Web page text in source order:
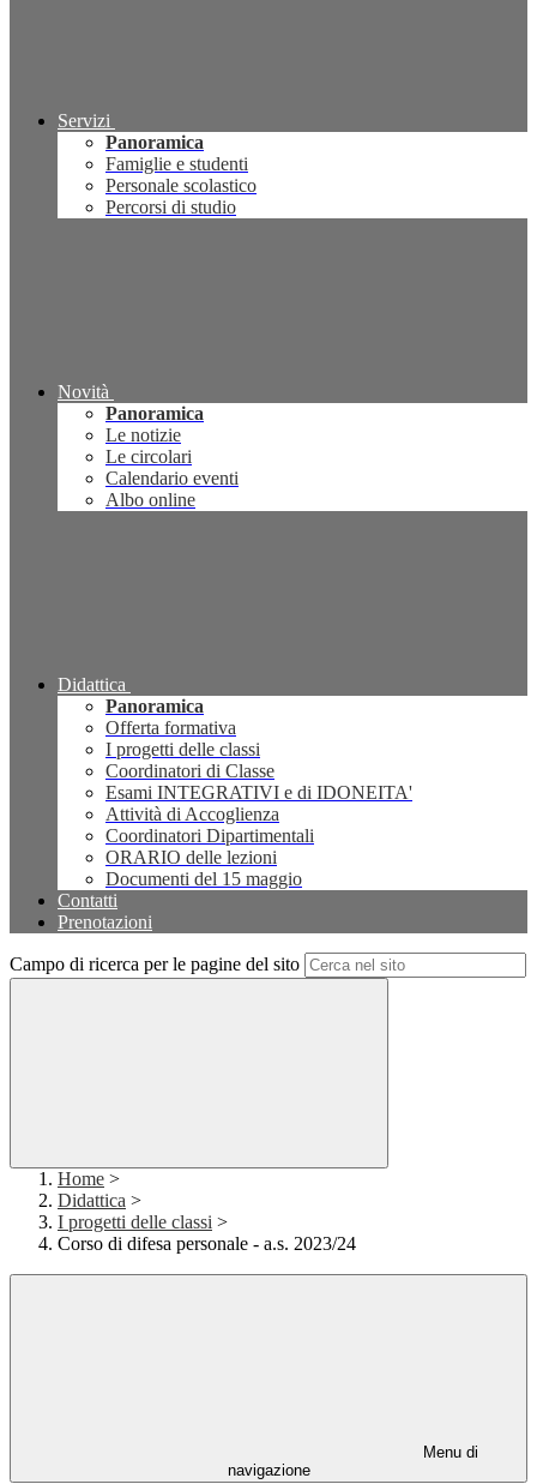
Servizi
Panoramica
Famiglie e studenti
Personale scolastico
Percorsi di studio
Novità
Panoramica
Le notizie
Le circolari
Calendario eventi
Albo online
Didattica
Panoramica
Offerta formativa
I progetti delle classi
Coordinatori di Classe
Esami INTEGRATIVI e di IDONEITA'
Attività di Accoglienza
Coordinatori Dipartimentali
ORARIO delle lezioni
Documenti del 15 maggio
Contatti
Prenotazioni
Campo di ricerca per le pagine del sito
Home >
Didattica >
I progetti delle classi >
Corso di difesa personale - a.s. 2023/24
Menu di
navigazione